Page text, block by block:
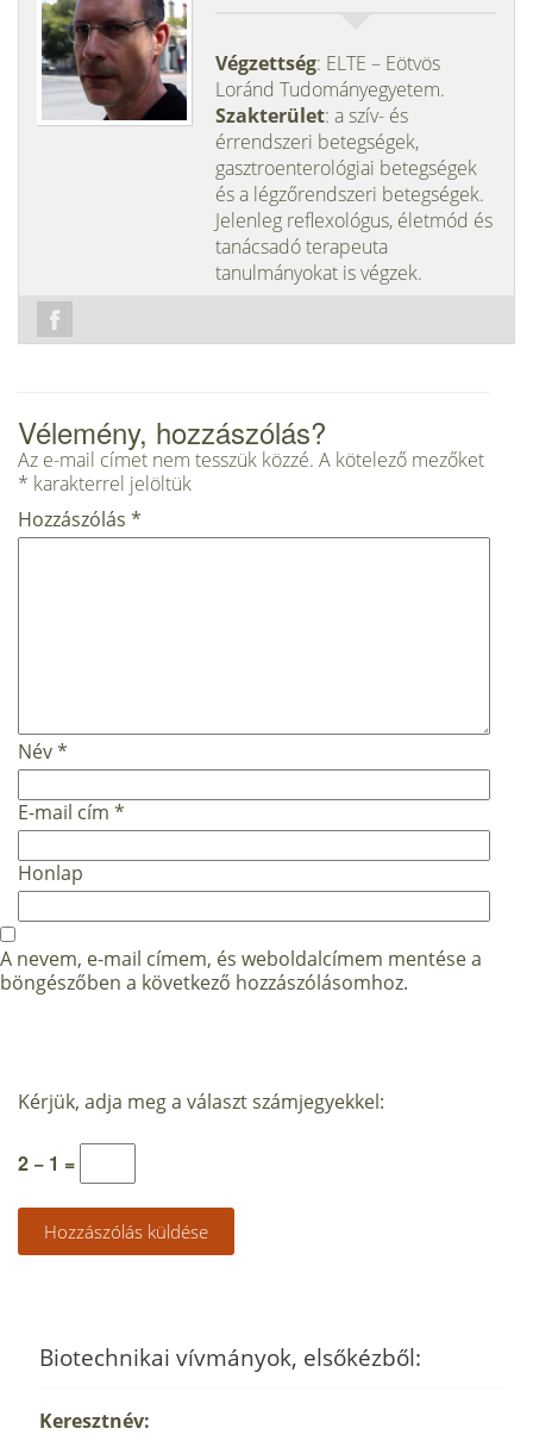
Végzettség: ELTE – Eötvös
Loránd Tudományegyetem.
Szakterület: a szív- és
érrendszeri betegségek,
gasztroenterológiai betegségek
és a légzőrendszeri betegségek.
Jelenleg reflexológus, életmód és
tanácsadó terapeuta
tanulmányokat is végzek.
Vélemény, hozzászólás?
Az e-mail címet nem tesszük közzé. A kötelező mezőket
* karakterrel jelöltük
Hozzászólás *
Név*
E-mail cím *
Honlap
A nevem, e-mail címem, és weboldalcímem mentése a
böngészőben a következő hozzászólásomhoz.
Kérjük, adja meg a választ számjegyekkel:
2 − 1 =
Biotechnikai vívmányok, elsőkézből:
Keresztnév: